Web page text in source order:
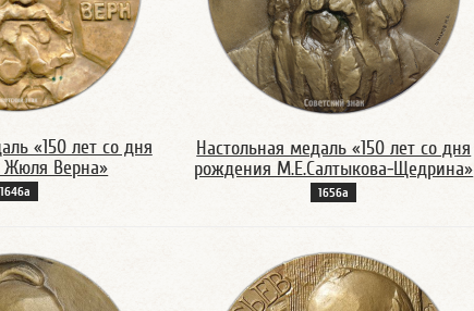
«150 лет со дня
Верна»
1646а
Настольная медаль «150 лет со дня
рождения М.Е.Салтыкова-Щедрина»
1656а